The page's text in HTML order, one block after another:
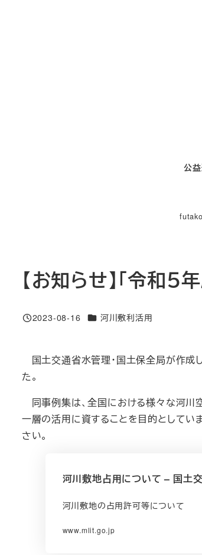
公
【お知らせ】「令和
投稿日
2023-08-16 カテゴリー
河川敷利活用
国土交通省水管理・国土保全局が作成
た。
同事例集は、全国における様々な河川
一層の活用に資することを目的としてい
さい。
河川敷地占用について – 国土
河川敷地の占用許可等について
www.mlit.go.jp